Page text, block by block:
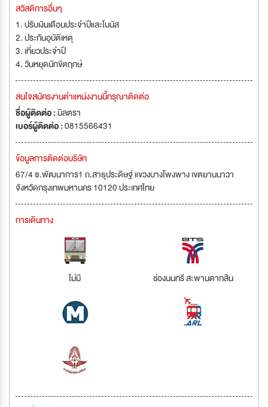
สวัสดิการอื่นๆ
1. ปรับเงินเดือนประจำปีและโบนัส
2. ประกันอุบัติเหตุ
3. เที่ยวประจำปี
4. วันหยุดนักขัตฤกษ์
สนใจสมัครงานตำแหน่งงานนี้กรุณาติดต่อ
ชื่อผู้ติดต่อ :มิลตรา
เบอร์ผู้ติดต่อ :0815566431
ข้อมูลการติดต่อบริษัท
67/4 ซ.พัฒนาการ1 ถ.สาธุประดิษฐ์ แขวงบางโพงพาง เขตยานนาวา
จังหวัดกรุงเทพมหานคร 10120 ประเทศไทย
การเดินทาง
ไม่มี ช่องนนทรี สะพานตากสิน